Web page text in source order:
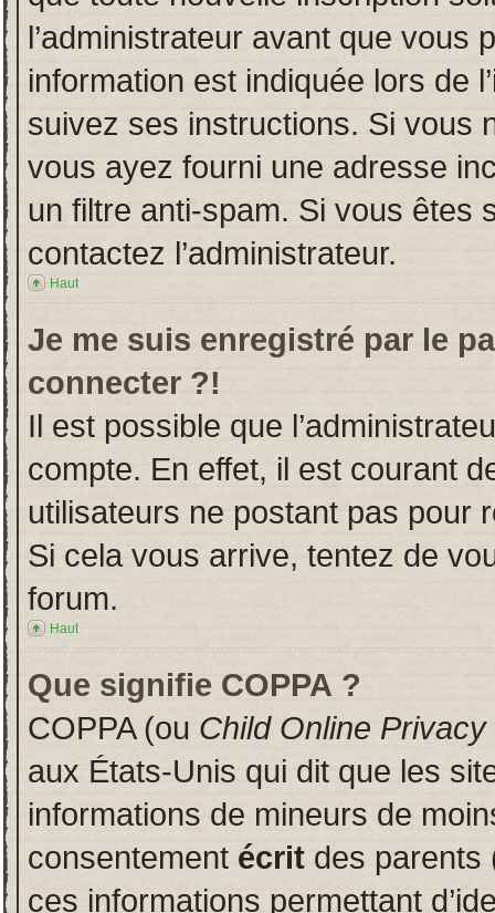
l’administrateur avant que vous
information est indiquée lors de
suivez ses instructions. Si vous
vous ayez fourni une adresse
un filtre anti-spam. Si vous êtes
contactez l’administrateur.
Haut
Je me suis enregistré par le
connecter ?!
Il est possible que
compte. En effet, il est courant
utilisateurs ne postant pas pour
Si cela vous arrive, tentez de
forum.
Haut
Que signifie COPPA ?
COPPA (ou Child Online
aux États-Unis qui dit que les
informations de mineurs de
consentement écrit des parents
ces informations permettant